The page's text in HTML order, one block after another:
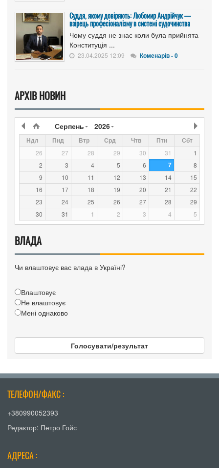
Суддя, якому довіряють: Любомир Андрійчук —
взірець професіоналізму в системі судочинства
Чому суддя не знає коли була прийнята
Конституція ...
23.04.2025 12:09 Коменарів - 0
АРХІВ НОВИН
Серпень 2026
Ндл Пнд Втр Срд Чтв Птн Сбт
26 27 28 29 30 31
1
2
3 4 5 6 7
8
9
10 11 12 13 14
15
16
17 18 19 20 21
22
23
24 25 26 27 28
29
30
31 1 2 3 4 5
ВЛАДА
Чи влаштовує вас влада в Україні?
Влаштовує
Не влаштовує
Мені однаково
Голосувати/результат
ТЕЛЕФОН/ФАКС :
+380990052393
Редактор: Петро Гойс
АДРЕСА :